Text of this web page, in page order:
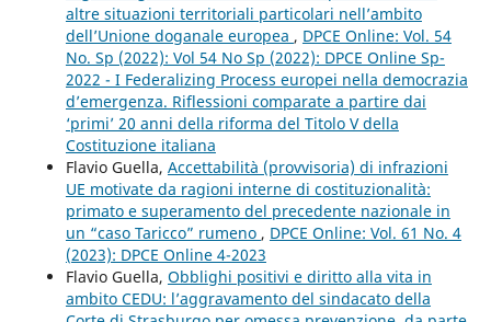
altre situazioni territoriali particolari nell’ambito
dell’Unione doganale europea , DPCE Online: Vol. 54
No. Sp (2022): Vol 54 No Sp (2022): DPCE Online Sp-
2022 - I Federalizing Process europei nella democrazia
d’emergenza. Riflessioni comparate a partire dai
‘primi’ 20 anni della riforma del Titolo V della
Costituzione italiana
Flavio Guella, Accettabilità (provvisoria) di infrazioni
UE motivate da ragioni interne di costituzionalità:
primato e superamento del precedente nazionale in
un “caso Taricco” rumeno , DPCE Online: Vol. 61 No. 4
(2023): DPCE Online 4-2023
Flavio Guella, Obblighi positivi e diritto alla vita in
ambito CEDU: l’aggravamento del sindacato della